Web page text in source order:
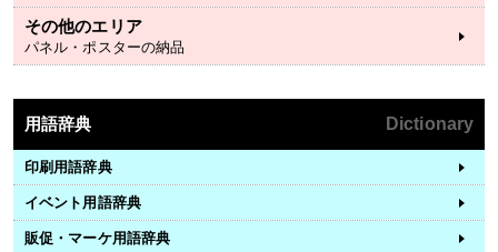
その他のエリア
パネル・ポスターの納品
用語辞典 Dictionary
印刷用語辞典
イベント用語辞典
販促・マーケ用語辞典